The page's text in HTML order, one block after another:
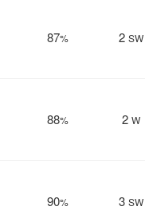
87% 2 SW
88% 2 W
90% 3 SW